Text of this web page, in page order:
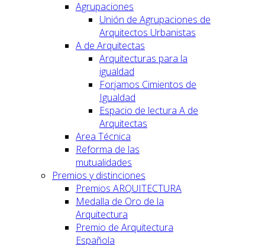
Agrupaciones
Unión de Agrupaciones de
Arquitectos Urbanistas
A de Arquitectas
Arquitecturas para la
igualdad
Forjamos Cimientos de
Igualdad
Espacio de lectura A de
Arquitectas
Area Técnica
Reforma de las
mutualidades
Premios y distinciones
Premios ARQUITECTURA
Medalla de Oro de la
Arquitectura
Premio de Arquitectura
Española